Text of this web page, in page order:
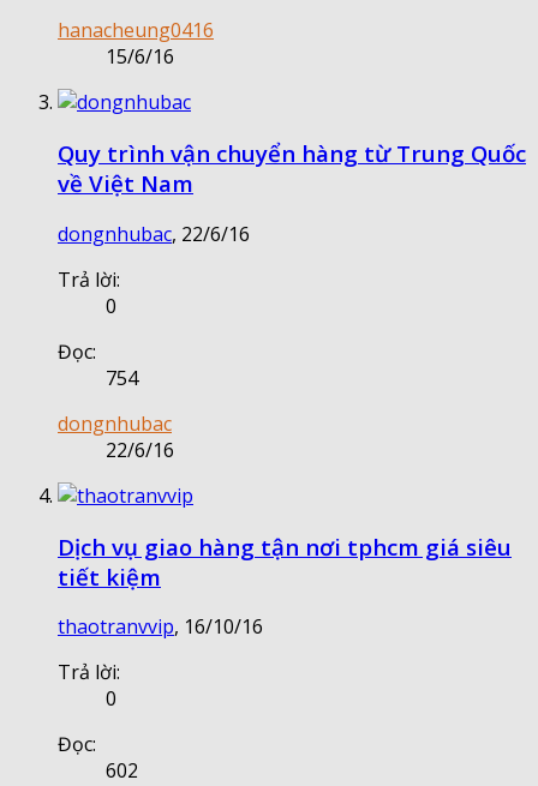
hanacheung0416
15/6/16
Quy trình vận chuyển hàng từ Trung Quốc
về Việt Nam
dongnhubac, 22/6/16
Trả lời:
0
Đọc:
754
dongnhubac
22/6/16
Dịch vụ giao hàng tận nơi tphcm giá siêu
tiết kiệm
thaotranvvip, 16/10/16
Trả lời:
0
Đọc:
602